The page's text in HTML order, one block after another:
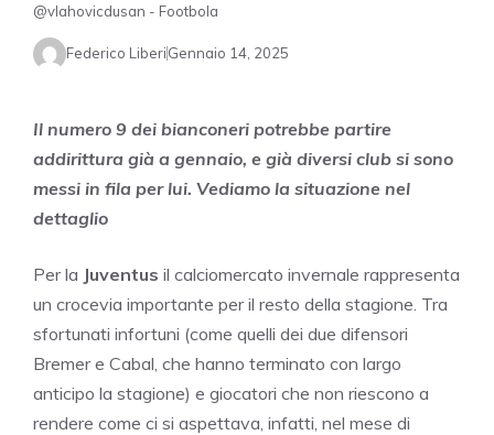
@vlahovicdusan - Footbola
Federico LiberiGennaio 14, 2025
Il numero 9 dei bianconeri potrebbe partire
addirittura già a gennaio, e già diversi club si sono
messi in fila per lui. Vediamo la situazione nel
dettaglio
Per la Juventus il calciomercato invernale rappresenta
un crocevia importante per il resto della stagione. Tra
sfortunati infortuni (come quelli dei due difensori
Bremer e Cabal, che hanno terminato con largo
anticipo la stagione) e giocatori che non riescono a
rendere come ci si aspettava, infatti, nel mese di